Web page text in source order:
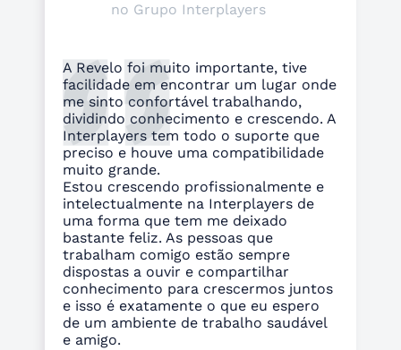
no Grupo Interplayers
A Revelo foi muito importante, tive
facilidade em encontrar um lugar onde
me sinto confortável trabalhando,
dividindo conhecimento e crescendo. A
Interplayers tem todo o suporte que
preciso e houve uma compatibilidade
muito grande.
Estou crescendo profissionalmente e
intelectualmente na Interplayers de
uma forma que tem me deixado
bastante feliz. As pessoas que
trabalham comigo estão sempre
dispostas a ouvir e compartilhar
conhecimento para crescermos juntos
e isso é exatamente o que eu espero
de um ambiente de trabalho saudável
e amigo.